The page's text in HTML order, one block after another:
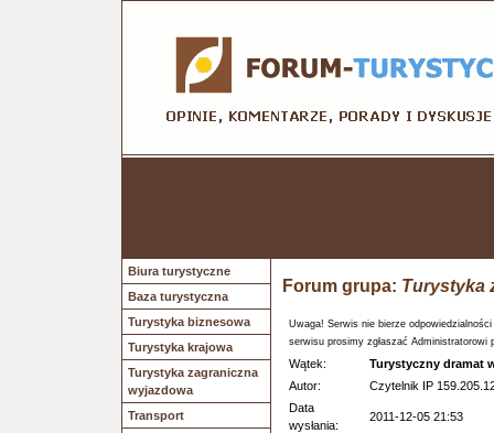
Biura turystyczne
Baza turystyczna
Turystyka biznesowa
Turystyka krajowa
Turystyka zagraniczna
wyjazdowa
Transport
Forum grupa: Turystyka
Uwaga! Serwis nie bierze
serwisu prosimy zgłaszać Administratorowi
Wątek:
Turystyczny dramat
Autor:
Czytelnik IP
Data
wysłania:
2011-12-05 21:53